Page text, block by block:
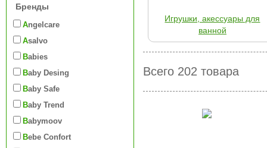
Бренды
Angelcare
Asalvo
Babies
Baby Desing
Baby Safe
Baby Trend
Babymoov
Bebe Confort
Игрушки, акессуары для
ванной
Всего 202 товара